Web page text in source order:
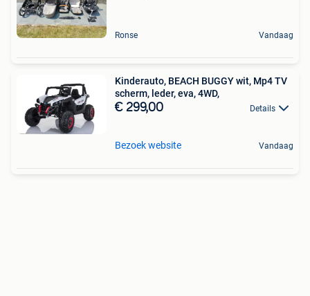
Ronse Vandaag
Kinderauto, BEACH BUGGY wit, Mp4 TV
scherm, leder, eva, 4WD,
€ 299,00 Details
Bezoek website Vandaag